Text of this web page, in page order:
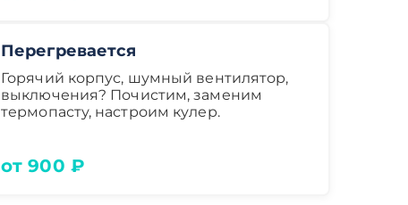
Перегревается
Горячий корпус, шумный вентилятор,
выключения? Почистим, заменим
термопасту, настроим кулер.
от 900 ₽